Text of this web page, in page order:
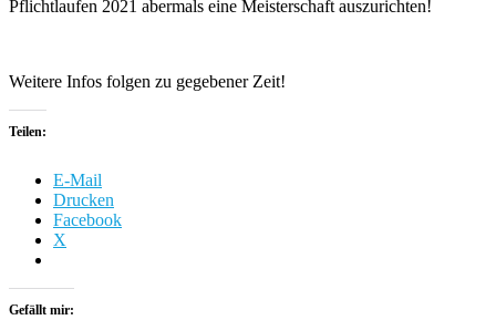
Pflichtlaufen 2021 abermals eine Meisterschaft auszurichten!
Weitere Infos folgen zu gegebener Zeit!
Teilen:
E-Mail
Drucken
Facebook
X
Gefällt mir: